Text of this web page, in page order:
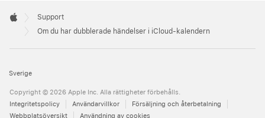
Footer

Apple
Support
Om du har dubblerade händelser i iCloud-kalendern
Sverige
Copyright © 2026 Apple Inc. Alla rättigheter förbehålls.
Integritetspolicy
Användarvillkor
Försäljning och återbetalning
Webbplatsöversikt
Användning av cookies